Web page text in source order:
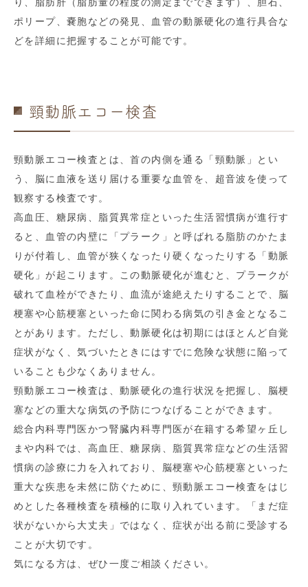
り、脂肪肝（脂肪量の程度の測定までできます）、胆石、
ポリープ、嚢胞などの発見、血管の動脈硬化の進行具合な
どを詳細に把握することが可能です。
頸動脈エコー検査
頸動脈エコー検査とは、首の内側を通る「頸動脈」とい
う、脳に血液を送り届ける重要な血管を、超音波を使って
観察する検査です。
高血圧、糖尿病、脂質異常症といった生活習慣病が進行す
ると、血管の内壁に「プラーク」と呼ばれる脂肪のかたま
りが付着し、血管が狭くなったり硬くなったりする「動脈
硬化」が起こります。この動脈硬化が進むと、プラークが
破れて血栓ができたり、血流が途絶えたりすることで、脳
梗塞や心筋梗塞といった命に関わる病気の引き金となるこ
とがあります。ただし、動脈硬化は初期にはほとんど自覚
症状がなく、気づいたときにはすでに危険な状態に陥って
いることも少なくありません。
頸動脈エコー検査は、動脈硬化の進行状況を把握し、脳梗
塞などの重大な病気の予防につなげることができます。
総合内科専門医かつ腎臓内科専門医が在籍する希望ヶ丘し
まや内科では、高血圧、糖尿病、脂質異常症などの生活習
慣病の診療に力を入れており、脳梗塞や心筋梗塞といった
重大な疾患を未然に防ぐために、頸動脈エコー検査をはじ
めとした各種検査を積極的に取り入れています。「まだ症
状がないから大丈夫」ではなく、症状が出る前に受診する
ことが大切です。
気になる方は、ぜひ一度ご相談ください。